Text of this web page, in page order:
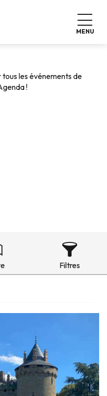
MENU
tous les événements de
!
Filtres